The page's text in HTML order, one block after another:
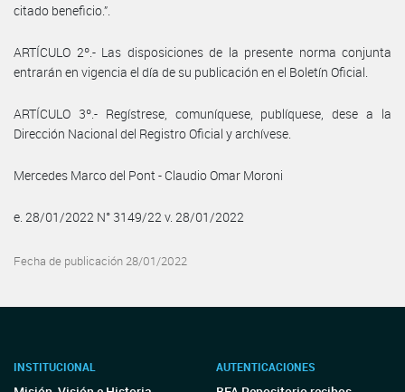
citado beneficio.”.
ARTÍCULO 2º.- Las disposiciones de la presente norma conjunta
entrarán en vigencia el día de su publicación en el Boletín Oficial.
ARTÍCULO 3º.- Regístrese, comuníquese, publíquese, dese a la
Dirección Nacional del Registro Oficial y archívese.
Mercedes Marco del Pont - Claudio Omar Moroni
e. 28/01/2022 N° 3149/22 v. 28/01/2022
Fecha de publicación 28/01/2022
INSTITUCIONAL AUTENTICACIONES